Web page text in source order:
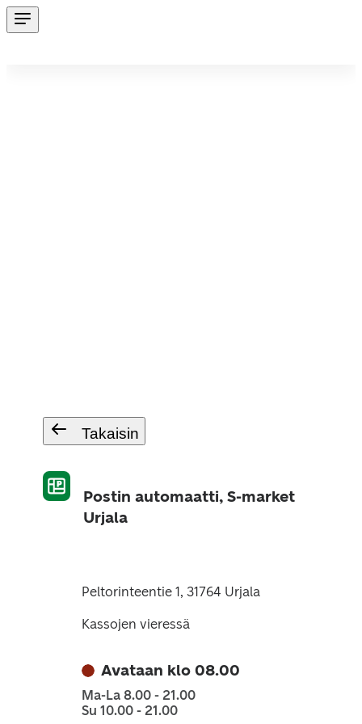
Takaisin
Postin automaatti, S-market
Urjala
Peltorinteentie 1, 31764 Urjala
Kassojen vieressä
Avataan klo 08.00
Ma-La 8.00 - 21.00
Su 10.00 - 21.00